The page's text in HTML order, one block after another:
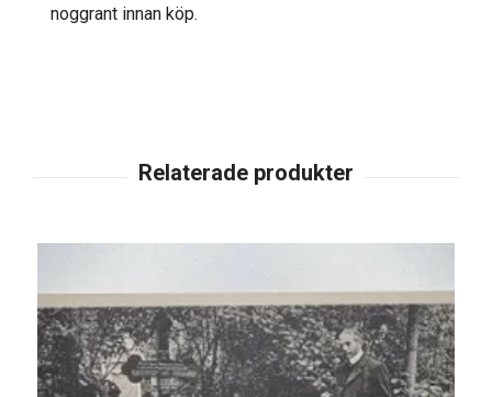
noggrant innan köp.